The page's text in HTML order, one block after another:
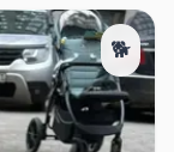
🐕